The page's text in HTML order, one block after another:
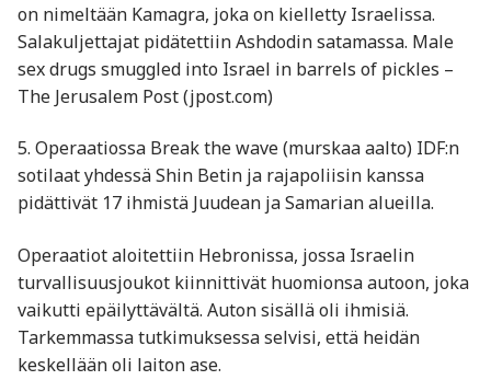
on nimeltään Kamagra, joka on kielletty Israelissa.
Salakuljettajat pidätettiin Ashdodin satamassa. Male
sex drugs smuggled into Israel in barrels of pickles –
The Jerusalem Post (jpost.com)
5. Operaatiossa Break the wave (murskaa aalto) IDF:n
sotilaat yhdessä Shin Betin ja rajapoliisin kanssa
pidättivät 17 ihmistä Juudean ja Samarian alueilla.
Operaatiot aloitettiin Hebronissa, jossa Israelin
turvallisuusjoukot kiinnittivät huomionsa autoon, joka
vaikutti epäilyttävältä. Auton sisällä oli ihmisiä.
Tarkemmassa tutkimuksessa selvisi, että heidän
keskellään oli laiton ase.